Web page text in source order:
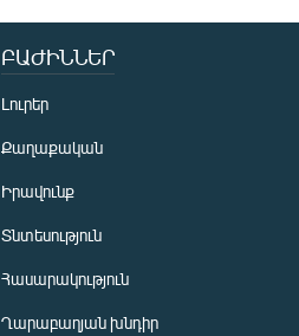
ԲԱԺԻՆՆԵՐ
Լուրեր
Քաղաքական
Իրավունք
Տնտեսություն
Հասարակություն
Ղարաբաղյան խնդիր